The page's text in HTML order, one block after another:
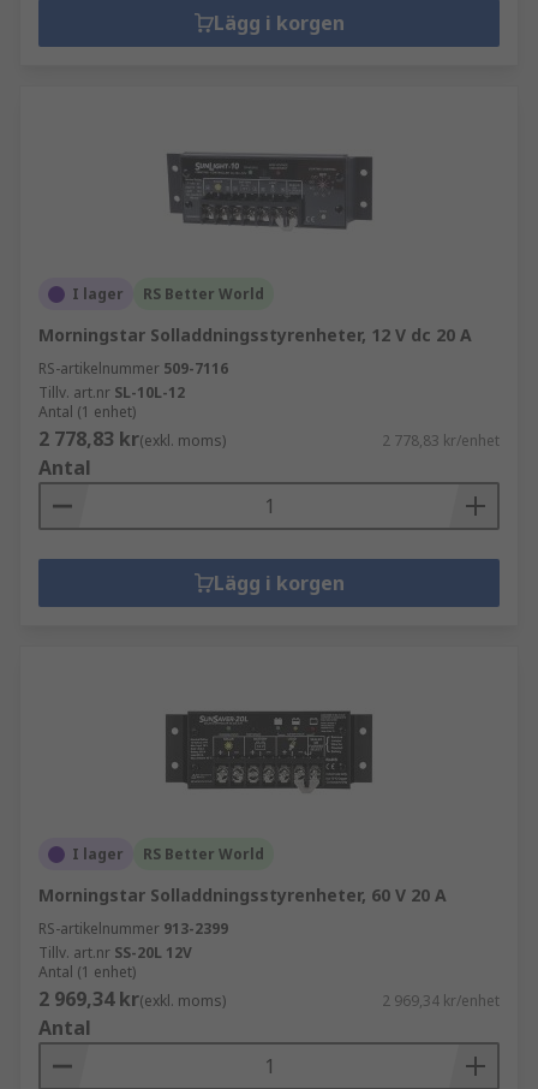
Lägg i korgen
I lager RS Better World
Morningstar Solladdningsstyrenheter, 12 V dc 20 A
RS-artikelnummer 509-7116
Tillv. art.nr SL-10L-12
Antal (1 enhet)
2 778,83 kr(exkl. moms) 2 778,83 kr/enhet
Antal
Lägg i korgen
I lager RS Better World
Morningstar Solladdningsstyrenheter, 60 V 20 A
RS-artikelnummer 913-2399
Tillv. art.nr SS-20L 12V
Antal (1 enhet)
2 969,34 kr(exkl. moms) 2 969,34 kr/enhet
Antal